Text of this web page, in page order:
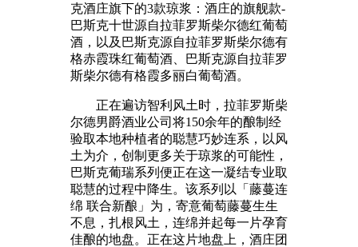
克酒庄旗下的3款琼浆：酒庄的旗舰款-
巴斯克十世源自拉菲罗斯柴尔德红葡萄
酒，以及巴斯克源自拉菲罗斯柴尔德有
格赤霞珠红葡萄酒、巴斯克源自拉菲罗
斯柴尔德有格霞多丽白葡萄酒。
正在遍访智利风土时，拉菲罗斯柴
尔德男爵酒业公司将150余年的酿制经
验取本地种植者的聪慧巧妙连系，以风
土为介，创制更多关于琼浆的可能性，
巴斯克葡瑞系列便正在这一凝结专业取
聪慧的过程中降生。该系列以「藤蔓连
绵 联合新酿」为，寄意葡萄藤蔓生生
不息，扎根风土，连绵并起每一片孕育
佳酿的地盘。正在这片地盘上，酒庄团